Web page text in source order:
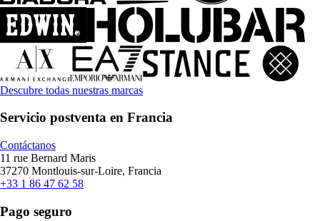
Descubre todas nuestras marcas
Servicio postventa en Francia
Contáctanos
11 rue Bernard Maris
37270 Montlouis-sur-Loire, Francia
+33 1 86 47 62 58
Pago seguro